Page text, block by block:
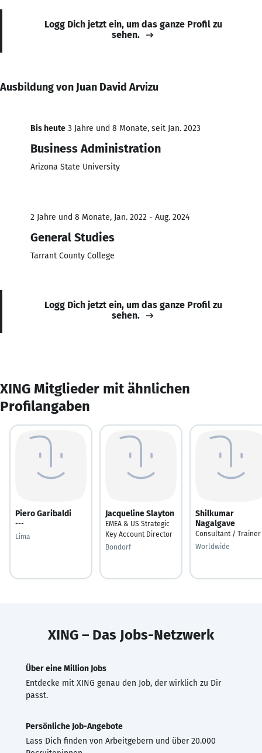
Logg Dich jetzt ein, um das ganze Profil zu
sehen.
Ausbildung von Juan David Arvizu
Bis heute 3 Jahre und 8 Monate, seit Jan. 2023
Business Administration
Arizona State University
2 Jahre und 8 Monate, Jan. 2022 - Aug. 2024
General Studies
Tarrant County College
Logg Dich jetzt ein, um das ganze Profil zu
sehen.
XING Mitglieder mit ähnlichen
Profilangaben
Piero Garibaldi
---
Lima
Jacqueline Slayton
EMEA & US Strategic
Key Account Director
Bondorf
Shilkumar
Nagalgave
Consultant / Trainer
Worldwide
XING – Das Jobs-Netzwerk
Über eine Million Jobs
Entdecke mit XING genau den Job, der wirklich zu Dir
passt.
Persönliche Job-Angebote
Lass Dich finden von Arbeitgebern und über 20.000